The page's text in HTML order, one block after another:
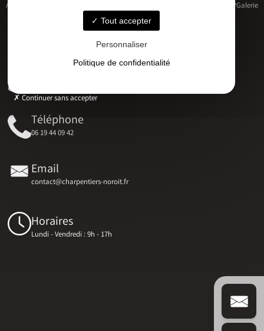
Accueil Qui sommes-nous ?Galerie
Contact
17 RUE DU MARECHAL D'AUBETERRE, 17330 Bernay-Saint-Martin
Téléphone
06 19 44 09 42
Email
contact@charpentiers-noroit.fr
Horaires
Lundi - Vendredi : 9h - 17h
Tout accepter
Personnaliser
Politique de confidentialité
Continuer sans accepter